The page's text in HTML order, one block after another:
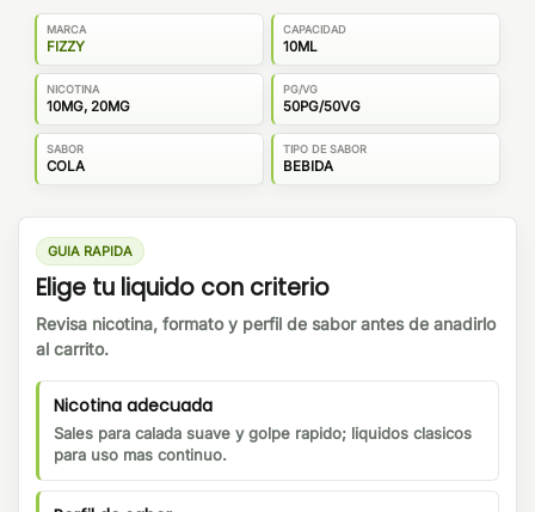
MARCA
FIZZY
CAPACIDAD
10ML
NICOTINA
10MG, 20MG
PG/VG
50PG/50VG
SABOR
COLA
TIPO DE SABOR
BEBIDA
GUIA RAPIDA
Elige tu liquido con criterio
Revisa nicotina, formato y perfil de sabor antes de anadirlo
al carrito.
Nicotina adecuada
Sales para calada suave y golpe rapido; liquidos clasicos
para uso mas continuo.